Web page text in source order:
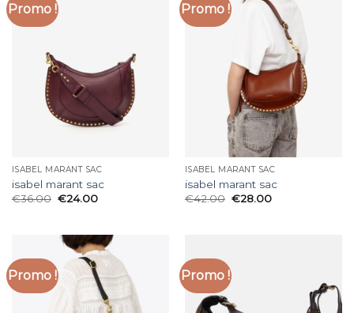
Promo !
ISABEL MARANT SAC
isabel marant sac
€36.00 €24.00
Promo !
ISABEL MARANT SAC
isabel marant sac
€42.00 €28.00
Promo ! Promo !